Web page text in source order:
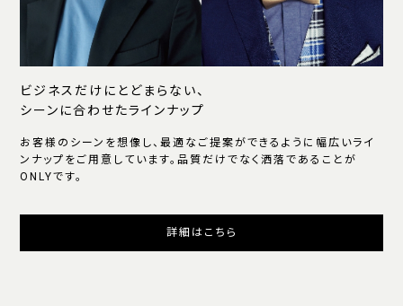
ビジネスだけにとどまらない、
シーンに合わせたラインナップ
お客様のシーンを想像し、最適なご提案ができるように幅広いライ
ンナップをご用意しています。品質だけでなく洒落であることが
ONLYです。
詳細はこちら